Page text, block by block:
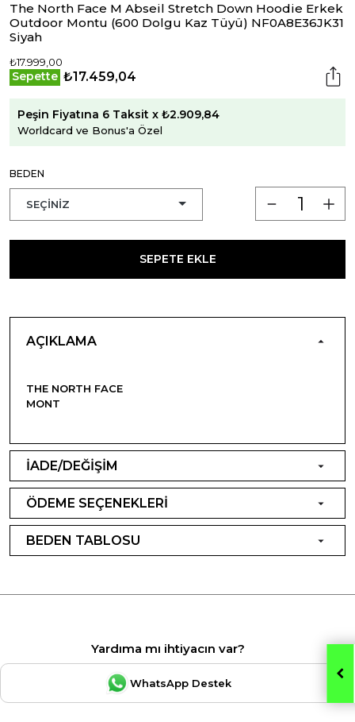
The North Face M Abseil Stretch Down Hoodie Erkek
Outdoor Montu (600 Dolgu Kaz Tüyü) NF0A8E36JK31
Siyah
₺17.999,00
Sepette ₺17.459,04
Peşin Fiyatına 6 Taksit x ₺2.909,84
Worldcard ve Bonus'a Özel
BEDEN
SEPETE EKLE
AÇIKLAMA
THE NORTH FACE
MONT
İADE/DEĞİŞİM
ÖDEME SEÇENEKLERİ
BEDEN TABLOSU
Yardıma mı ihtiyacın var?
WhatsApp Destek